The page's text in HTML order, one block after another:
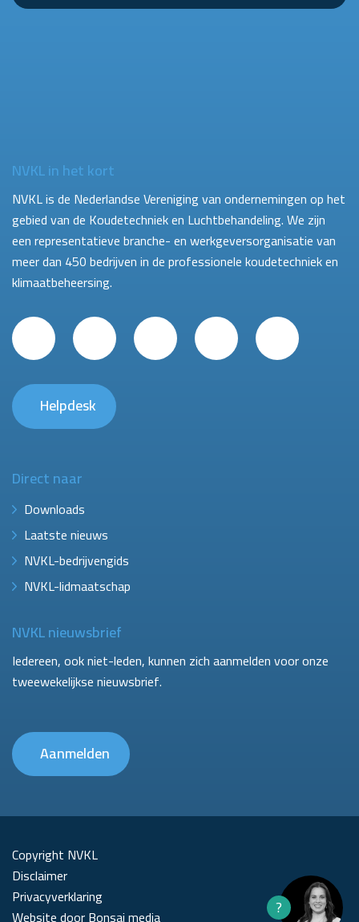
NVKL in het kort
NVKL is de Nederlandse Vereniging van ondernemingen op het
gebied van de Koudetechniek en Luchtbehandeling. We zijn
een representatieve branche- en werkgeversorganisatie van
meer dan 450 bedrijven in de professionele koudetechniek en
klimaatbeheersing.
Helpdesk
Direct naar
Downloads
Laatste nieuws
NVKL-bedrijvengids
NVKL-lidmaatschap
NVKL nieuwsbrief
Iedereen, ook niet-leden, kunnen zich aanmelden voor onze
tweewekelijkse nieuwsbrief.
Aanmelden
Copyright NVKL
Disclaimer
Privacyverklaring
Website door Bonsai media
?